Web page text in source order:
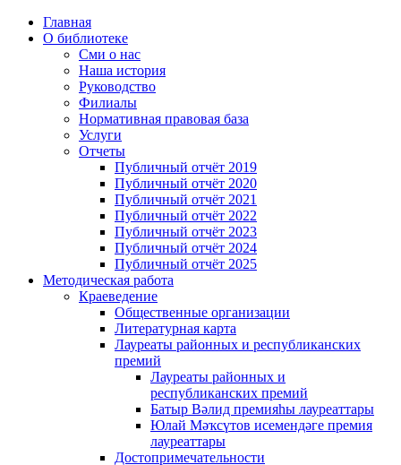
Главная
О библиотеке
Сми о нас
Наша история
Руководство
Филиалы
Нормативная правовая база
Услуги
Отчеты
Публичный отчёт 2019
Публичный отчёт 2020
Публичный отчёт 2021
Публичный отчёт 2022
Публичный отчёт 2023
Публичный отчёт 2024
Публичный отчёт 2025
Методическая работа
Краеведение
Общественные организации
Литературная карта
Лауреаты районных и республиканских
премий
Лауреаты районных и
республиканских премий
Батыр Вәлид премияһы лауреаттары
Юлай Мәҡсүтов исемендәге премия
лауреаттары
Достопримечательности